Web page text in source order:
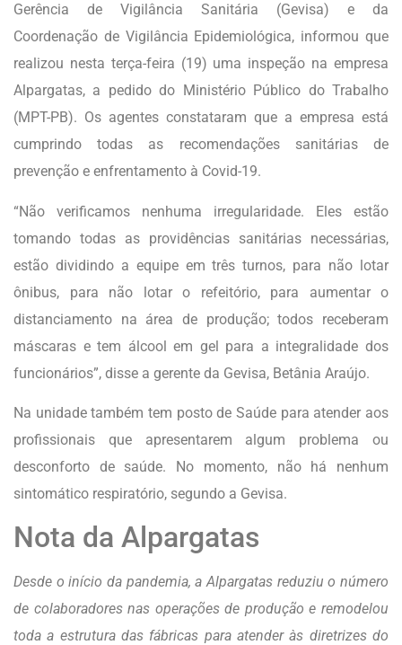
Gerência de Vigilância Sanitária (Gevisa) e da
Coordenação de Vigilância Epidemiológica, informou que
realizou nesta terça-feira (19) uma inspeção na empresa
Alpargatas, a pedido do Ministério Público do Trabalho
(MPT-PB). Os agentes constataram que a empresa está
cumprindo todas as recomendações sanitárias de
prevenção e enfrentamento à Covid-19.
“Não verificamos nenhuma irregularidade. Eles estão
tomando todas as providências sanitárias necessárias,
estão dividindo a equipe em três turnos, para não lotar
ônibus, para não lotar o refeitório, para aumentar o
distanciamento na área de produção; todos receberam
máscaras e tem álcool em gel para a integralidade dos
funcionários”, disse a gerente da Gevisa, Betânia Araújo.
Na unidade também tem posto de Saúde para atender aos
profissionais que apresentarem algum problema ou
desconforto de saúde. No momento, não há nenhum
sintomático respiratório, segundo a Gevisa.
Nota da Alpargatas
Desde o início da pandemia, a Alpargatas reduziu o número
de colaboradores nas operações de produção e remodelou
toda a estrutura das fábricas para atender às diretrizes do